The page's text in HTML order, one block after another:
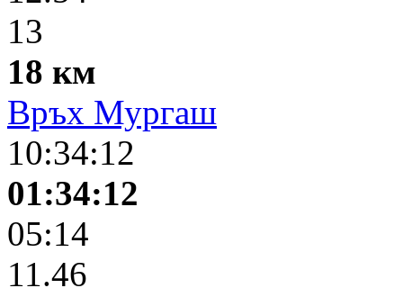
13
18 км
Връх Мургаш
10:34:12
01:34:12
05:14
11.46